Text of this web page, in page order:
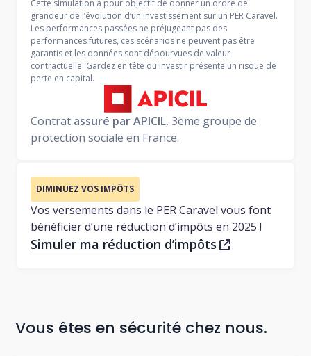
Cette simulation a pour objectif de donner un ordre de
grandeur de l’évolution d’un investissement sur un PER Caravel.
Les performances passées ne préjugeant pas des
performances futures, ces scénarios ne peuvent pas être
garantis et les données sont dépourvues de valeur
contractuelle. Gardez en tête qu'investir présente un risque de
perte en capital.
Contrat assuré par APICIL, 3ème groupe de
protection sociale en France.
DIMINUEZ VOS IMPÔTS
Vos versements dans le PER Caravel vous font
bénéficier d’une réduction d’impôts en 2025 !
Simuler ma réduction d’impôts
Vous êtes en sécurité chez nous.